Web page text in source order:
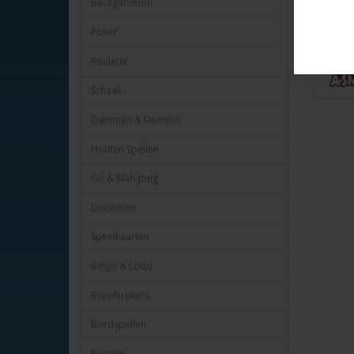
Backgammon
Poker
Roulette
Schaak
Dammen & Domino
Houten Spellen
Go & Mah-Jong
Dobbelen
Speelkaarten
Bingo & Lotto
Breinbrekers
Bordspellen